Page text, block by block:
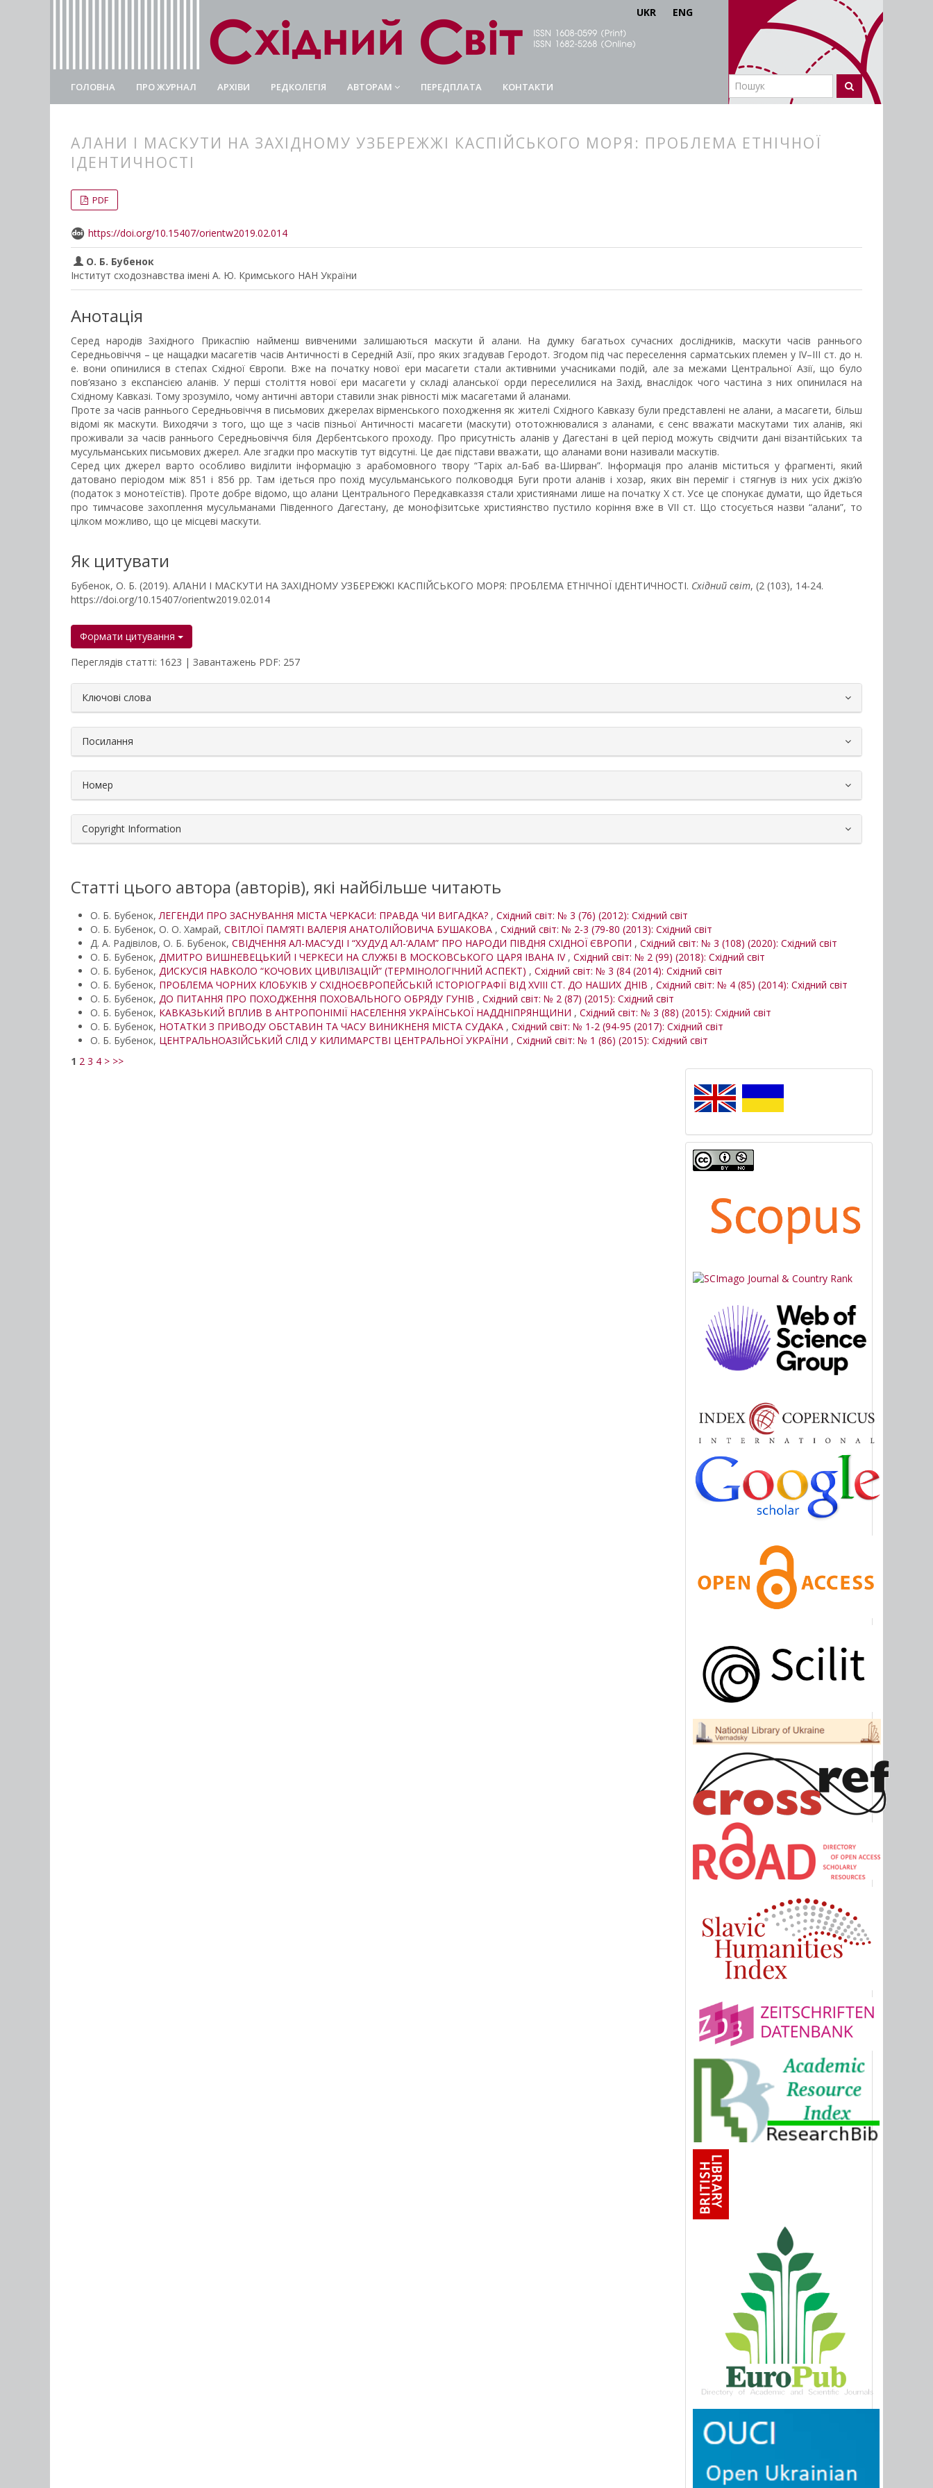
UKR ENG
ГОЛОВНА ПРО ЖУРНАЛ АРХІВИ РЕДКОЛЕГІЯ АВТОРАМ ПЕРЕДПЛАТА КОНТАКТИ
АЛАНИ І МАСКУТИ НА ЗАХІДНОМУ УЗБЕРЕЖЖІ КАСПІЙСЬКОГО МОРЯ: ПРОБЛЕМА ЕТНІЧНОЇ
ІДЕНТИЧНОСТІ
##plugins.themes.bootstrap3.article.main##
##plugins.themes.bootstrap3.article.sidebar##
PDF
https://doi.org/10.15407/orientw2019.02.014
О. Б. Бубенок
Інститут сходознавства імені А. Ю. Кримського НАН України
Анотація
Серед народів Західного Прикаспію найменш вивченими залишаються маскути й алани. На думку багатьох сучасних дослідників, маскути часів раннього
Середньовіччя – це нащадки масагетів часів Античності в Середній Азії, про яких згадував Геродот. Згодом під час переселення сарматських племен у IV–III ст. до н.
е. вони опинилися в степах Східної Європи. Вже на початку нової ери масагети стали активними учасниками подій, але за межами Центральної Азії, що було
пов’язано з експансією аланів. У перші століття нової ери масагети у складі аланської орди переселилися на Захід, внаслідок чого частина з них опинилася на
Східному Кавказі. Тому зрозуміло, чому античні автори ставили знак рівності між масагетами й аланами.
Проте за часів раннього Середньовіччя в письмових джерелах вірменського походження як жителі Східного Кавказу були представлені не алани, а масагети, більш
відомі як маскути. Виходячи з того, що ще з часів пізньої Античності масагети (маскути) ототожнювалися з аланами, є сенс вважати маскутами тих аланів, які
проживали за часів раннього Середньовіччя біля Дербентського проходу. Про присутність аланів у Дагестані в цей період можуть свідчити дані візантійських та
мусульманських письмових джерел. Але згадки про маскутів тут відсутні. Це дає підстави вважати, що аланами вони називали маскутів.
Серед цих джерел варто особливо виділити інформацію з арабомовного твору “Таріх ал-Баб ва-Ширван”. Інформація про аланів міститься у фрагменті, який
датовано періодом між 851 і 856 рр. Там ідеться про похід мусульманського полководця Буги проти аланів і хозар, яких він переміг і стягнув із них усіх джіз’ю
(податок з монотеїстів). Проте добре відомо, що алани Центрального Передкавказзя стали християнами лише на початку Х ст. Усе це спонукає думати, що йдеться
про тимчасове захоплення мусульманами Південного Дагестану, де монофізитське християнство пустило коріння вже в VII ст. Що стосується назви “алани”, то
цілком можливо, що це місцеві маскути.
Як цитувати
Бубенок, О. Б. (2019). АЛАНИ І МАСКУТИ НА ЗАХІДНОМУ УЗБЕРЕЖЖІ КАСПІЙСЬКОГО МОРЯ: ПРОБЛЕМА ЕТНІЧНОЇ ІДЕНТИЧНОСТІ. Східний світ, (2 (103), 14-24.
https://doi.org/10.15407/orientw2019.02.014
Формати цитування
Переглядів статті: 1623 | Завантажень PDF: 257
##plugins.themes.bootstrap3.article.details##
Ключові слова
Посилання
Номер
Copyright Information
Статті цього автора (авторів), які найбільше читають
О. Б. Бубенок,ЛЕГЕНДИ ПРО ЗАСНУВАННЯ МІСТА ЧЕРКАСИ: ПРАВДА ЧИ ВИГАДКА? , Східний світ: № 3 (76) (2012): Східний світ
О. Б. Бубенок, О. О. Хамрай, СВІТЛОЇ ПАМ’ЯТІ ВАЛЕРІЯ АНАТОЛІЙОВИЧА БУШАКОВА , Східний світ: № 2-3 (79-80 (2013): Східний світ
Д. А. Радівілов, О. Б. Бубенок, СВІДЧЕННЯ АЛ-МАС‘УДІ І “ХУДУД АЛ-‘АЛАМ” ПРО НАРОДИ ПІВДНЯ СХІДНОЇ ЄВРОПИ , Східний світ: № 3 (108) (2020): Східний світ
О. Б. Бубенок, ДМИТРО ВИШНЕВЕЦЬКИЙ І ЧЕРКЕСИ НА СЛУЖБІ В МОСКОВСЬКОГО ЦАРЯ ІВАНА IV , Східний світ: № 2 (99) (2018): Східний світ
О. Б. Бубенок, ДИСКУСІЯ НАВКОЛО “КОЧОВИХ ЦИВІЛІЗАЦІЙ” (ТЕРМІНОЛОГІЧНИЙ АСПЕКТ) , Східний світ: № 3 (84 (2014): Східний світ
О. Б. Бубенок, ПРОБЛЕМА ЧОРНИХ КЛОБУКІВ У СХІДНОЄВРОПЕЙСЬКІЙ ІСТОРІОГРАФІЇ ВІД XVIII СТ. ДО НАШИХ ДНІВ , Східний світ: № 4 (85) (2014): Східний світ
О. Б. Бубенок, ДО ПИТАННЯ ПРО ПОХОДЖЕННЯ ПОХОВАЛЬНОГО ОБРЯДУ ГУНІВ , Східний світ: № 2 (87) (2015): Східний світ
О. Б. Бубенок, КАВКАЗЬКИЙ ВПЛИВ В АНТРОПОНІМІЇ НАСЕЛЕННЯ УКРАЇНСЬКОЇ НАДДНІПРЯНЩИНИ , Східний світ: № 3 (88) (2015): Східний світ
О. Б. Бубенок, НОТАТКИ З ПРИВОДУ ОБСТАВИН ТА ЧАСУ ВИНИКНЕНЯ МІСТА СУДАКА , Східний світ: № 1-2 (94-95 (2017): Східний світ
О. Б. Бубенок, ЦЕНТРАЛЬНОАЗІЙСЬКИЙ СЛІД У КИЛИМАРСТВІ ЦЕНТРАЛЬНОЇ УКРАЇНИ , Східний світ: № 1 (86) (2015): Східний світ
1 2 3 4 > >>